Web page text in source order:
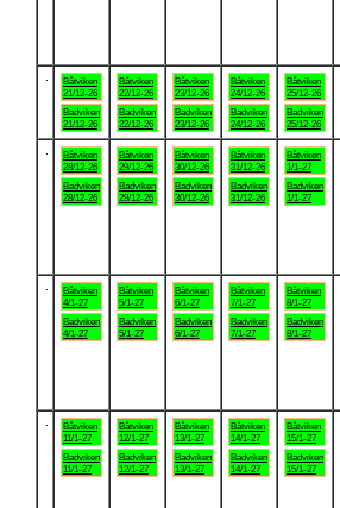
Båtviken
21/12-26
Badviken
21/12-26
Båtviken
22/12-26
Badviken
22/12-26
Båtviken
23/12-26
Badviken
23/12-26
Båtviken
24/12-26
Badviken
24/12-26
Båtviken
25/12-26
Badviken
25/12-26
Båtviken
28/12-26
Badviken
28/12-26
Båtviken
29/12-26
Badviken
29/12-26
Båtviken
30/12-26
Badviken
30/12-26
Båtviken
31/12-26
Badviken
31/12-26
Båtviken
1/1-27
Badviken
1/1-27
Båtviken
4/1-27
Badviken
4/1-27
Båtviken
5/1-27
Badviken
5/1-27
Båtviken
6/1-27
Badviken
6/1-27
Båtviken
7/1-27
Badviken
7/1-27
Båtviken
8/1-27
Badviken
8/1-27
Båtviken
11/1-27
Badviken
11/1-27
Båtviken
12/1-27
Badviken
12/1-27
Båtviken
13/1-27
Badviken
13/1-27
Båtviken
14/1-27
Badviken
14/1-27
Båtviken
15/1-27
Badviken
15/1-27